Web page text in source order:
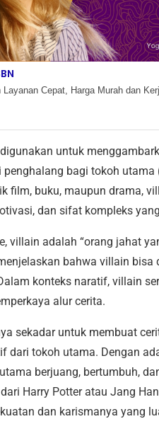
Cepat, Harga Murah dan
untuk
penghalang bagi tokoh
film, buku, maupun drama,
dan sifat kompleks
villain adalah “orang jahat
bahwa villain
konteks naratif, villain
alur cerita.
sekadar untuk membuat
dari tokoh utama. Dengan
berjuang, bertumbuh,
Harry Potter atau Jang
dan karismanya yang